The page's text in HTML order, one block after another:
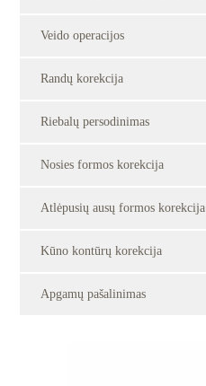
Veido operacijos
Randų korekcija
Riebalų persodinimas
Nosies formos korekcija
Atlėpusių ausų formos korekcija
Kūno kontūrų korekcija
Apgamų pašalinimas